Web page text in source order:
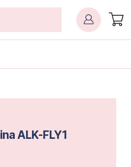
ALK-FLY1